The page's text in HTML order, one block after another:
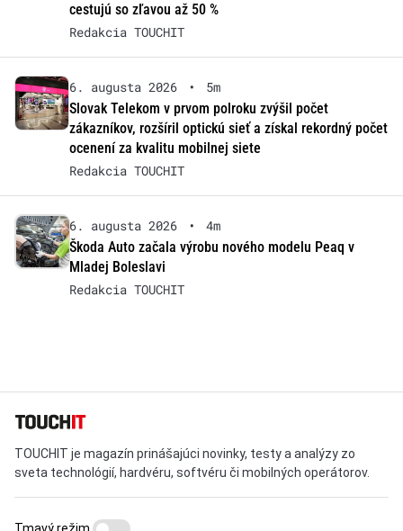
cestujú so zľavou až 50 %
Redakcia TOUCHIT
6. augusta 2026 •
5m
Slovak Telekom v prvom polroku zvýšil počet
zákazníkov, rozšíril optickú sieť a získal rekordný počet
ocenení za kvalitu mobilnej siete
Redakcia TOUCHIT
6. augusta 2026 •
4m
Škoda Auto začala výrobu nového modelu Peaq v
Mladej Boleslavi
Redakcia TOUCHIT
TOUCHIT je magazín prinášajúci novinky, testy a analýzy zo
sveta technológií, hardvéru, softvéru či mobilných operátorov.